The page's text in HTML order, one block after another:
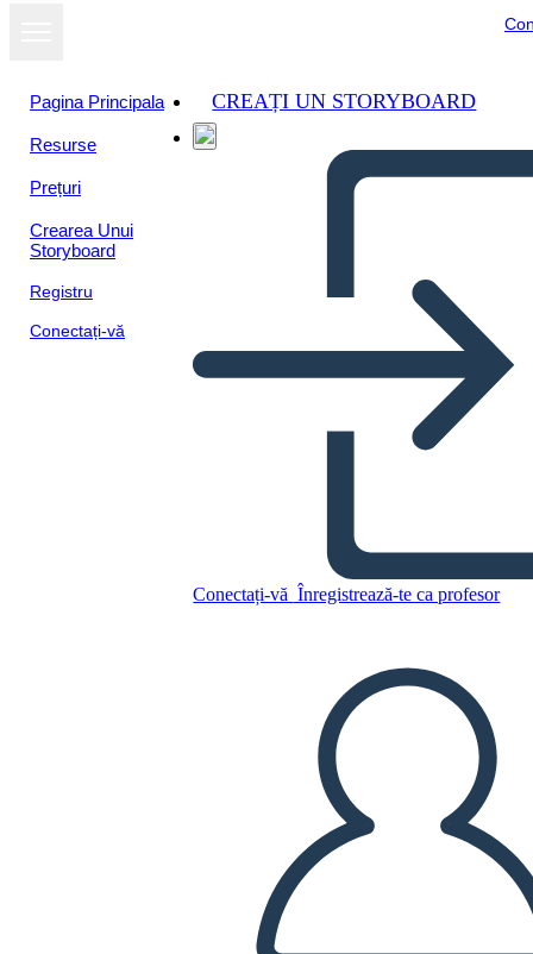
Pagina Principala
Resurse
Prețuri
Crearea Unui
Storyboard
Registru
Conectați-vă
CREAȚI UN STORYBOARD
Conectați-vă Înregistrează-te ca profesor
Copiați acest Storyboard
REDAȚI PREZENTAREA DE DIAPOZITIVE
CITESTE-MI
Vizualizați ca
prezentare de